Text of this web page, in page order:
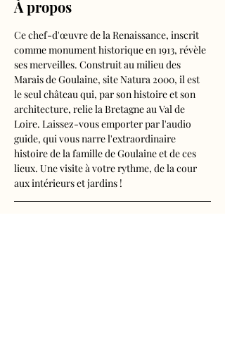
À propos
Ce chef-d'œuvre de la Renaissance, inscrit
comme monument historique en 1913, révèle
ses merveilles. Construit au milieu des
Marais de Goulaine, site Natura 2000, il est
le seul château qui, par son histoire et son
architecture, relie la Bretagne au Val de
Loire. Laissez-vous emporter par l'audio
guide, qui vous narre l'extraordinaire
histoire de la famille de Goulaine et de ces
lieux. Une visite à votre rythme, de la cour
aux intérieurs et jardins !